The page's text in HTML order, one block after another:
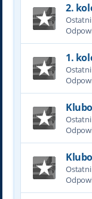
2.
1.